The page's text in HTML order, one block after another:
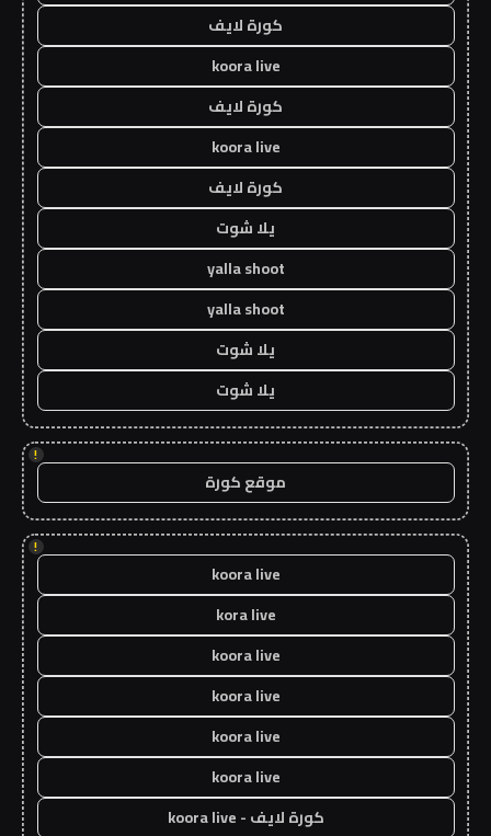
كورة لايف
koora live
كورة لايف
koora live
كورة لايف
يلا شوت
yalla shoot
yalla shoot
يلا شوت
يلا شوت
!
موقع كورة
!
koora live
kora live
koora live
koora live
koora live
koora live
كورة لايف - koora live